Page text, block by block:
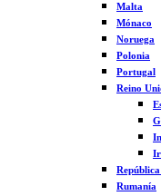
Malta
Mónaco
Noruega
Polonia
Portugal
Reino
República
Rumanía